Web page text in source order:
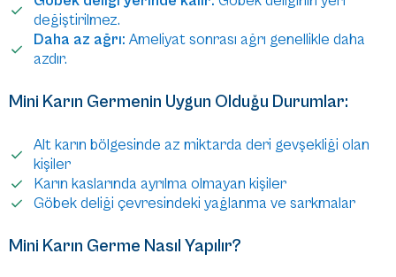
değiştirilmez.
Daha az ağrı: Ameliyat sonrası ağrı genellikle daha
azdır.
Mini Karın Germenin Uygun Olduğu Durumlar:
Alt karın bölgesinde az miktarda deri gevşekliği olan
kişiler
Karın kaslarında ayrılma olmayan kişiler
Göbek deliği çevresindeki yağlanma ve sarkmalar
Mini Karın Germe Nasıl Yapılır?